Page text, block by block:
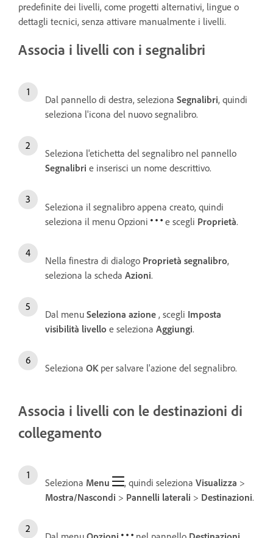
predefinite dei livelli, come progetti alternativi, lingue o
dettagli tecnici, senza attivare manualmente i livelli.
Associa i livelli con i segnalibri
Dal pannello di destra, seleziona Segnalibri, quindi
seleziona l'icona del nuovo segnalibro.
Seleziona l'etichetta del segnalibro nel pannello
Segnalibri e inserisci un nome descrittivo.
Seleziona il segnalibro appena creato, quindi
seleziona il menu Opzioni
e scegli Proprietà.
Nella finestra di dialogo Proprietà segnalibro,
seleziona la scheda Azioni.
Dal menu Seleziona azione , scegli Imposta
visibilità livello e seleziona Aggiungi.
Seleziona OK per salvare l'azione del segnalibro.
Associa i livelli con le destinazioni di
collegamento
Seleziona Menu , quindi seleziona Visualizza >
Mostra/Nascondi > Pannelli laterali > Destinazioni.